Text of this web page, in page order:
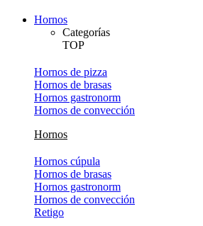
Hornos
Categorías
TOP
Hornos de pizza
Hornos de brasas
Hornos gastronorm
Hornos de convección
Hornos
Hornos cúpula
Hornos de brasas
Hornos gastronorm
Hornos de convección
Retigo